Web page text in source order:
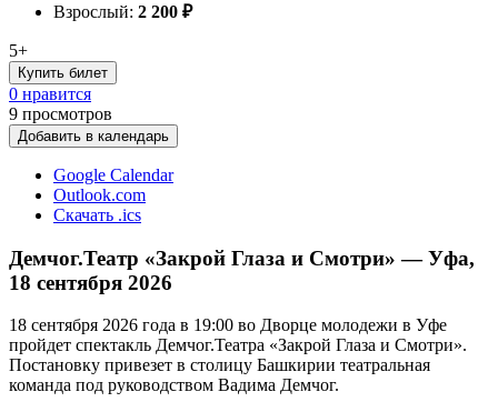
Взрослый: 2 200 ₽
5+
Купить билет
0 нравится
9 просмотров
Добавить в календарь
Google Calendar
Outlook.com
Скачать .ics
Демчог.Театр «Закрой Глаза и Смотри» — Уфа,
18 сентября 2026
18 сентября 2026 года в 19:00 во Дворце молодежи в Уфе
пройдет спектакль Демчог.Театра «Закрой Глаза и Смотри».
Постановку привезет в столицу Башкирии театральная
команда под руководством Вадима Демчог.